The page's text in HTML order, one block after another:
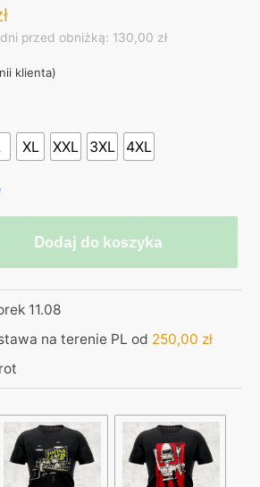
Current
price
99,00 zł.
przed obniżką: 130,00 zł
klienta)
XL XXL 3XL 4XL
Dodaj do koszyka
11.08
na terenie PL od 250,00 zł